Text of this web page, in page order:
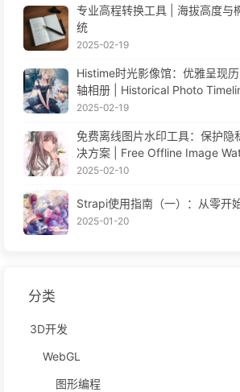
专业高程转换工具 | 海拔高度与
统
2025-02-19
Histime时光影像馆：优雅呈现
轴相册 | Historical Photo
2025-02-19
免费离线图片水印工具：保护隐
决方案 | Free Offline Image
2025-02-10
Strapi使用指南（一）：从零开
2025-01-20
分类
3D开发
WebGL
图形编程